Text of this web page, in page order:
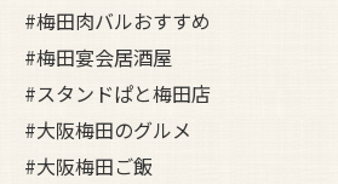
#梅田肉バルおすすめ
#梅田宴会居酒屋
#スタンドぱと梅田店
#大阪梅田のグルメ
#大阪梅田ご飯